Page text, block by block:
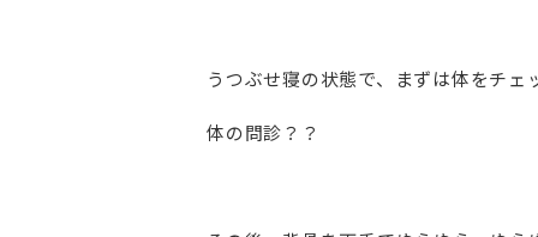
うつぶせ寝の状態で、まずは体をチェ
体の問診？？